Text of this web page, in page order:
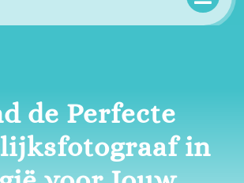
de Perfecte
in